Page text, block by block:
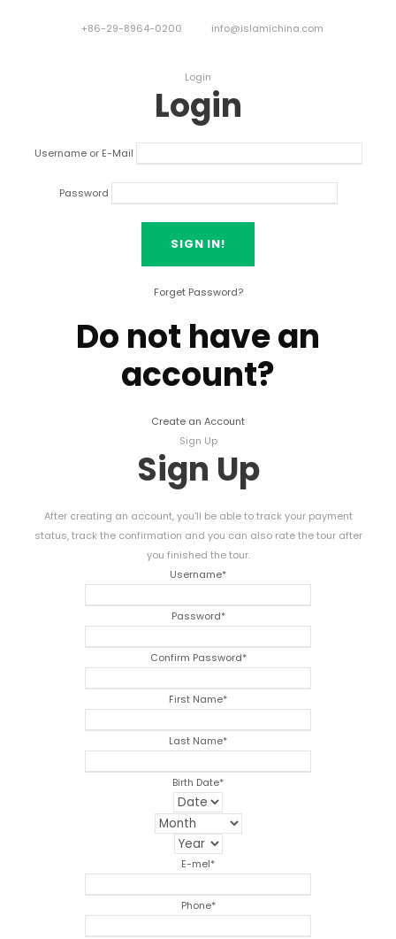
+86-29-8964-0200 info@islamichina.com
Login
Login
Username or E-Mail
Password
Forget Password?
Do not have an
account?
Create an Account
Sign Up
Sign Up
After creating an account,you'll be able to track your payment
status,track the confirmation and you can also rate the tour after
you finished the tour.
Username*
Password*
Confirm Password*
First Name*
Last Name*
Birth Date*
E-mel*
Phone*